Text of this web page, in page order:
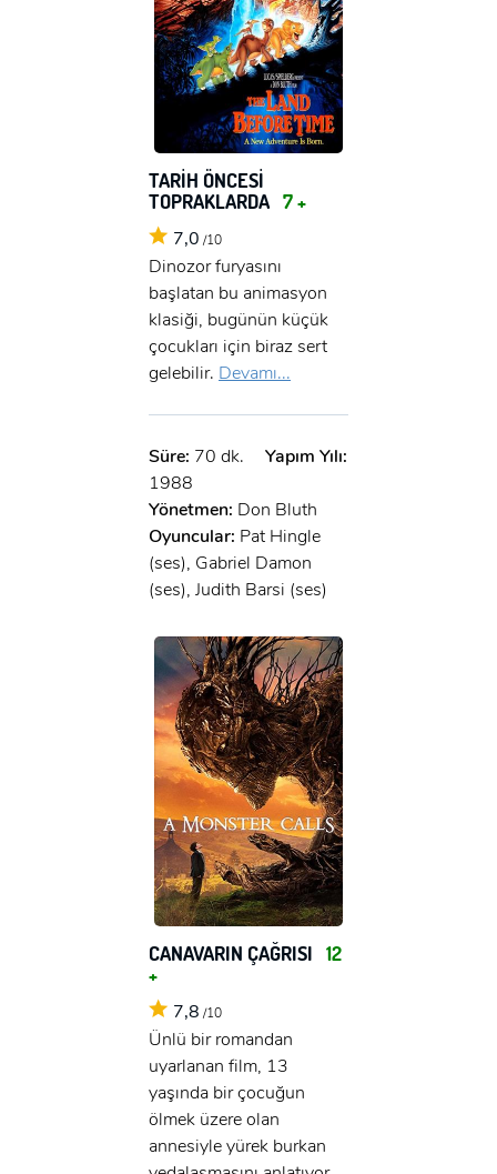
TARİH ÖNCESİ
TOPRAKLARDA 7 +
7,0 /10
Dinozor furyasını
başlatan bu animasyon
klasiği, bugünün küçük
çocukları için biraz sert
gelebilir. Devamı...
Süre: 70 dk.
Yapım Yılı:
1988
Yönetmen: Don Bluth
Oyuncular: Pat Hingle
(ses), Gabriel Damon
(ses), Judith Barsi (ses)
CANAVARIN ÇAĞRISI 12
+
7,8 /10
Ünlü bir romandan
uyarlanan film, 13
yaşında bir çocuğun
ölmek üzere olan
annesiyle yürek burkan